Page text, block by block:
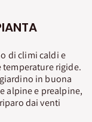
di climi caldi e
temperature rigide.
in buona
alpine e prealpine,
dai venti